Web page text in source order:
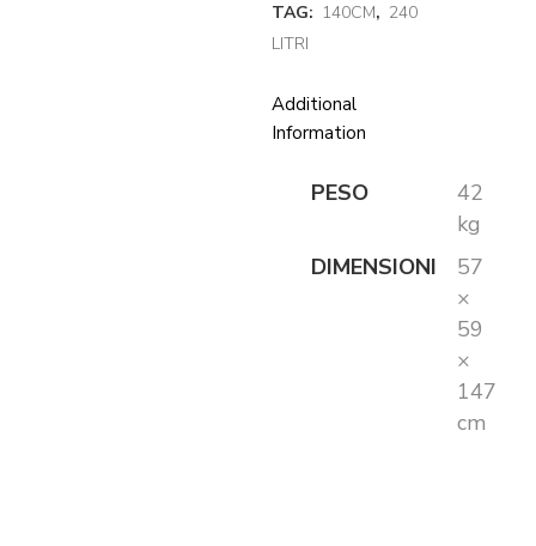
TAG: 140CM, 240
LITRI
Additional
Information
PESO
42
kg
DIMENSIONI
57
×
59
×
147
cm